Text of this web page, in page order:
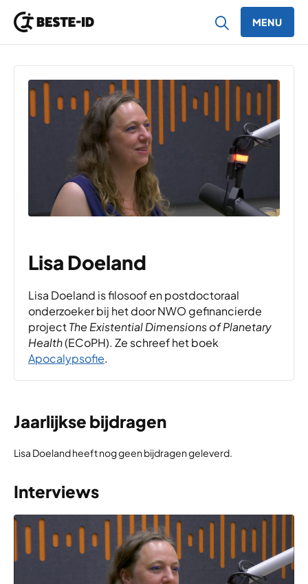
MENU
Lisa Doeland
Lisa Doeland is filosoof en postdoctoraal
onderzoeker bij het door NWO gefinancierde
projectThe Existential Dimensions of Planetary
Health(ECoPH). Ze schreef het boek
Apocalypsofie.
Jaarlijkse bijdragen
Lisa Doeland heeft nog geen bijdragen geleverd.
Interviews